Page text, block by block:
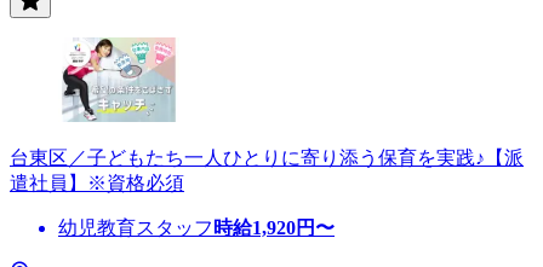
台東区／子どもたち一人ひとりに寄り添う保育を実践♪【派
遣社員】※資格必須
幼児教育スタッフ 時給1,920円〜